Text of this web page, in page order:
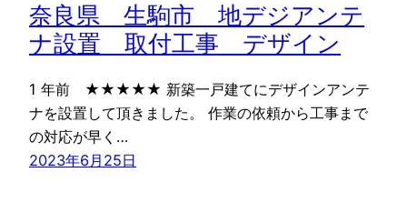
奈良県 生駒市 地デジアンテ
ナ設置 取付工事 デザイン
1 年前 ★★★★★ 新築一戸建てにデザインアンテ
ナを設置して頂きました。 作業の依頼から工事まで
の対応が早く…
2023年6月25日